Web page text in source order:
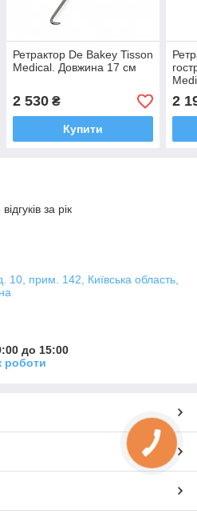
Ретрактор De Bakey Tisson
Medical. Довжина 17 см
2 530₴
Купити
2
за рік
10, прим. 142, Київська область,
до 15:00
роботи
КНОПКА
ЗВ'ЯЗКУ